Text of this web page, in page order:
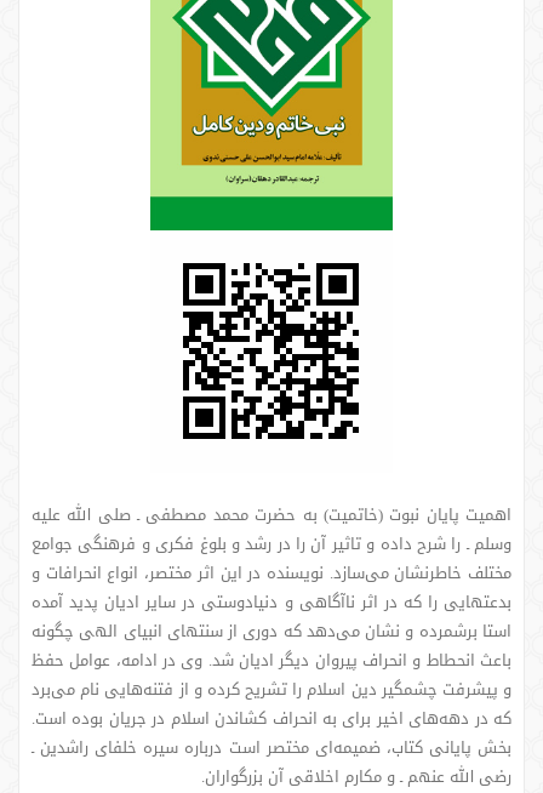
اهمیت پایان نبوت (خاتمیت) به حضرت محمد مصطفی ـ صلی الله علیه
وسلم ـ را شرح داده و تاثیر آن را در رشد و بلوغ فکری و فرهنگی جوامع
مختلف خاطرنشان می‌سازد. نویسنده در این اثر مختصر، انواع انحرافات و
بدعتهایی را که در اثر ناآگاهی و دنیادوستی در سایر ادیان پدید آمده
استا برشمرده و نشان می‌دهد که دوری از سنتهای انبیای الهی چگونه
باعث انحطاط و انحراف پیروان دیگر ادیان شد. وی در ادامه، عوامل حفظ
و پیشرفت چشمگیر دین اسلام را تشریح کرده و از فتنه‌هایی نام می‌برد
که در دهه‌های اخیر برای به انحراف کشاندن اسلام در جریان بوده است.
بخش پایانی کتاب، ضمیمه‌ای مختصر است درباره سیره خلفای راشدین ـ
رضی الله عنهم ـ و مکارم اخلاقی آن بزرگواران.